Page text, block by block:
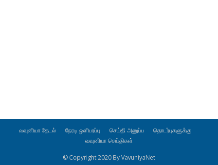
வவுனியா தேடல் நேரடி ஒளிபரப்பு செய்தி அனுப்ப
தொடர்புகளுக்கு
வவுனியா செய்திகள்
© Copyright 2020 By VavuniyaNet